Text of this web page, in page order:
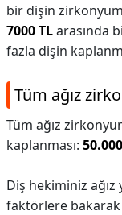
bir dişin zirkonyum
7000 TLarasında
fazla dişin
Tüm ağız
Tüm ağız
kaplanması:
Diş hekiminiz ağız
faktörlere bakarak